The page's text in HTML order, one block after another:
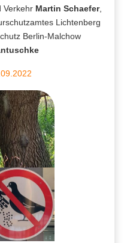
Verkehr Martin Schaefer,
Lichtenberg
Berlin-Malchow